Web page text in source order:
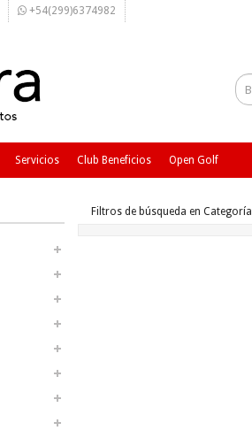
+54(299)6374982
Servicios Club Beneficios Open Golf
Filtros de búsqueda en Categoría